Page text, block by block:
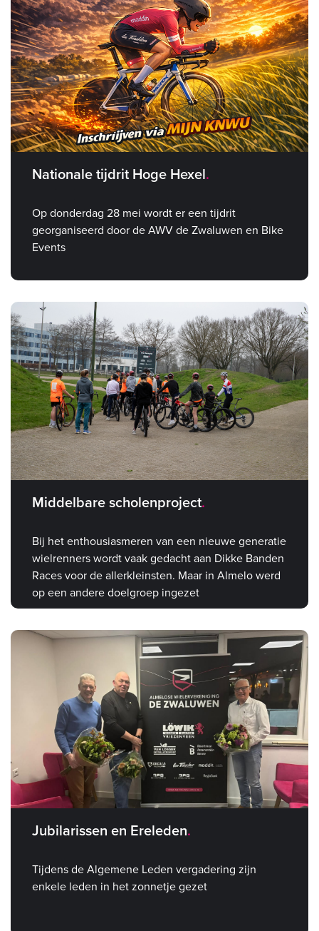
Nationale tijdrit Hoge Hexel
Op donderdag 28 mei wordt er een tijdrit
georganiseerd door de AWV de Zwaluwen en Bike
Events
Middelbare scholenproject
Bij het enthousiasmeren van een nieuwe generatie
wielrenners wordt vaak gedacht aan Dikke Banden
Races voor de allerkleinsten. Maar in Almelo werd
op een andere doelgroep ingezet
Jubilarissen en Ereleden
Tijdens de Algemene Leden vergadering zijn
enkele leden in het zonnetje gezet